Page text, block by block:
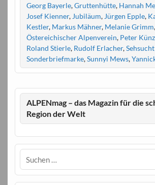
Georg Bayerle,Gruttenhütte, Hannah
Josef Kienner, Jubiläum, Jürgen Epple,
Kestler, Markus Mähner, Melanie Grimm,
Östereichischer Alpenverein, Peter
Roland Stierle, Rudolf Erlacher,
Sonderbriefmarke,Sunnyi Mews,
ALPENmag – das Magazin für die
Region der Welt